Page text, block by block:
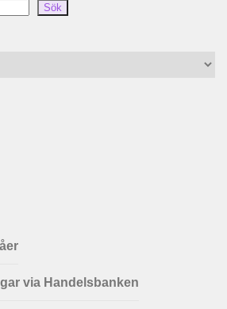
Sök
via Handelsbanken